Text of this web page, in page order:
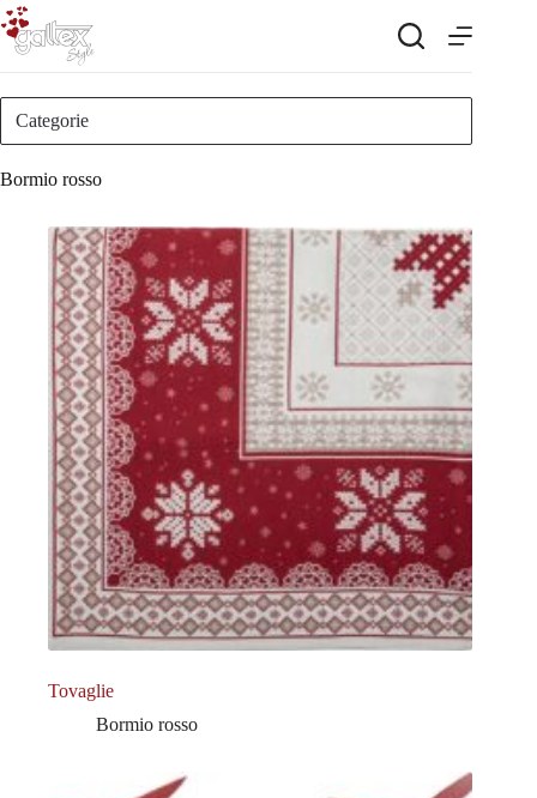
Salta
al
contenuto
Bormio rosso
Tovaglie
Bormio rosso
Categorie